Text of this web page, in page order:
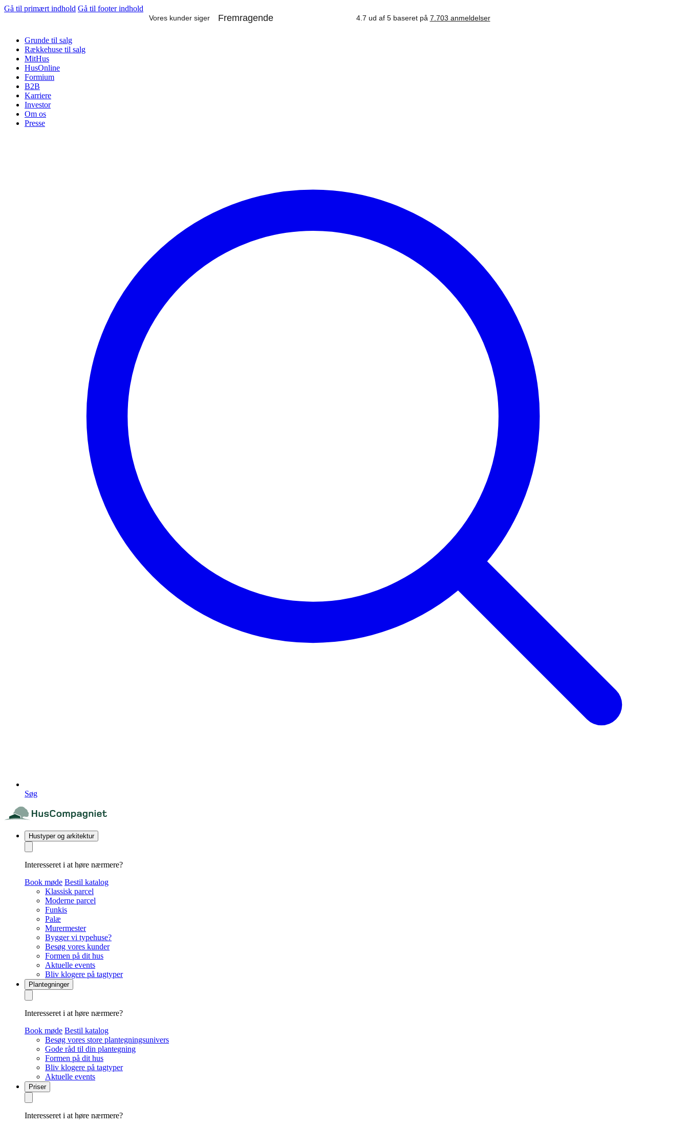
Gå til primært indhold Gå til footer indhold
Grunde til salg
Rækkehuse til salg
MitHus
HusOnline
Formium
B2B
Karriere
Investor
Om os
Presse
Søg
Hustyper og arkitektur
Interesseret i at høre nærmere?
Book møde Bestil katalog
Klassisk parcel
Moderne parcel
Funkis
Palæ
Murermester
Bygger vi typehuse?
Besøg vores kunder
Formen på dit hus
Aktuelle events
Bliv klogere på tagtyper
Plantegninger
Interesseret i at høre nærmere?
Book møde Bestil katalog
Besøg vores store plantegningsunivers
Gode råd til din plantegning
Formen på dit hus
Bliv klogere på tagtyper
Aktuelle events
Priser
Interesseret i at høre nærmere?